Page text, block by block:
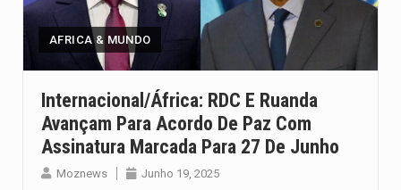
AFRICA & MUNDO
Internacional/África: RDC E Ruanda
Avançam Para Acordo De Paz Com
Assinatura Marcada Para 27 De Junho
Moznews Junho 19, 2025